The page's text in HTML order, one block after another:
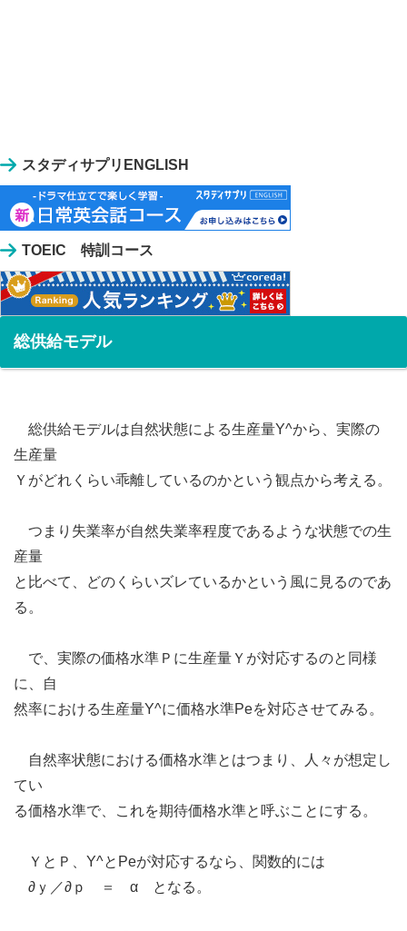
スタディサプリENGLISH
TOEIC 特訓コース
総供給モデル
総供給モデルは自然状態による生産量Y^から、実際の
生産量
Ｙがどれくらい乖離しているのかという観点から考える。
つまり失業率が自然失業率程度であるような状態での生
産量
と比べて、どのくらいズレているかという風に見るのであ
る。
で、実際の価格水準Ｐに生産量Ｙが対応するのと同様
に、自
然率における生産量Y^に価格水準Peを対応させてみる。
自然率状態における価格水準とはつまり、人々が想定し
てい
る価格水準で、これを期待価格水準と呼ぶことにする。
ＹとＰ、Y^とPeが対応するなら、関数的には
∂ｙ／∂ｐ ＝ α となる。